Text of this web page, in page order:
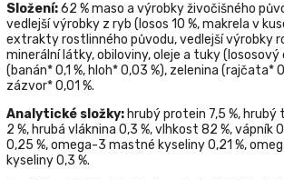
Složení:62 % maso a výrobky živočišného
vedlejší výrobky z ryb (losos 10 %,makrela v
extrakty rostlinného původu, vedlejší výrobky
minerální látky, obiloviny, oleje a tuky (lososový
(banán* 0,1 %, hloh* 0,03 %), zelenina (rajčata*
zázvor* 0,01 %.
Analytické složky:hrubý protein 7,5 %, hrubý
2 %, hrubá vláknina 0,3 %, vlhkost 82 %, vápník
0,25 %, omega-3 mastné kyseliny 0,21 %,
kyseliny 0,3 %.